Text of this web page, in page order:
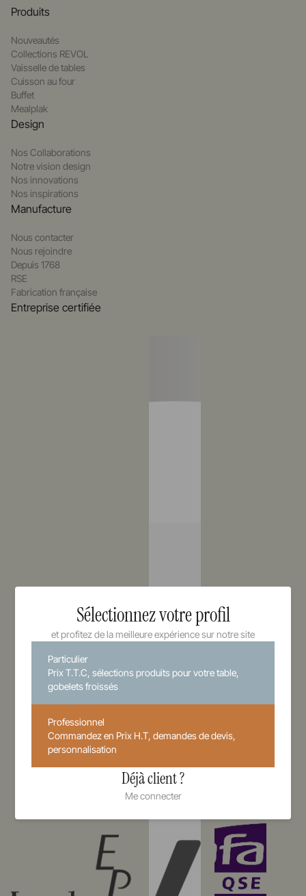
Produits
Nouveautés
Collections REVOL
Vaisselle de tables
Cuisson au four
Buffet
Mealplak
Design
Nos Collaborations
Notre vision design
Nos innovations
Nos inspirations
Manufacture
Nous contacter
Nous rejoindre
Depuis 1768
RSE
Fabrication française
Entreprise certifiée
Sélectionnez votre profil
et profitez de la meilleure expérience sur notre site
Particulier
Prix T.T.C, sélections produits pour votre table,
gobelets froissés
Professionnel
Commandez en Prix H.T, demandes de devis,
personnalisation
Déjà client ?
Me connecter